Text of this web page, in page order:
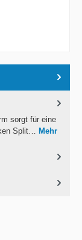
sorgt für eine
Split… Mehr